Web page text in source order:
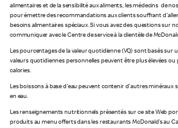
alimentaires et de la sensibilité aux aliments, les médecins de
pour émettre des recommandations aux clients souffrant
besoins alimentaires spéciaux. Si vous avez des questions sur
communiquer avec le Centre de service à la clientèle de
Les pourcentages de la valeur quotidienne (VQ) sont basés sur
valeurs quotidiennes personnelles peuvent être plus élevées ou
calories.
Les boissons à base d'eau peuvent contenir d'autres minéraux
en eau.
Les renseignements nutritionnels présentés sur ce site Web
produits au menu offerts dans les restaurants McDonald’s au